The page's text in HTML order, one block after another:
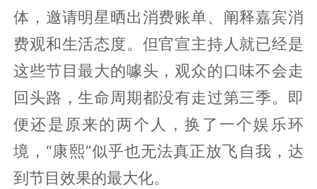
体，邀请明星晒出消费账单、阐释嘉宾消
费观和生活态度。但官宣主持人就已经是
这些节目最大的噱头，观众的口味不会走
回头路，生命周期都没有走过第三季。即
便还是原来的两个人，换了一个娱乐环
境，“康熙”似乎也无法真正放飞自我，达
到节目效果的最大化。